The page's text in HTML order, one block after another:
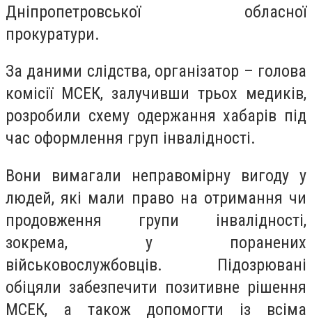
Дніпропетровської обласної
прокуратури.
За даними слідства, організатор – голова
комісії МСЕК, залучивши трьох медиків,
розробили схему одержання хабарів під
час оформлення груп інвалідності.
Вони вимагали неправомірну вигоду у
людей, які мали право на отримання чи
продовження групи інвалідності,
зокрема, у поранених
військовослужбовців. Підозрювані
обіцяли забезпечити позитивне рішення
МСЕК, а також допомогти із всіма